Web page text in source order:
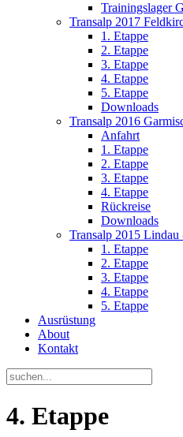
Trainingslager
Transalp 2017
1. Etappe
2. Etappe
3. Etappe
4. Etappe
5. Etappe
Downloads
Transalp 2016
Anfahrt
1. Etappe
2. Etappe
3. Etappe
4. Etappe
Rückreise
Downloads
Transalp 2015 Lindau
1. Etappe
2. Etappe
3. Etappe
4. Etappe
5. Etappe
Ausrüstung
About
Kontakt
4. Etappe